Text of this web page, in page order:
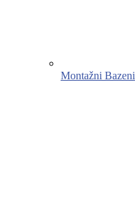
Montažni Bazeni